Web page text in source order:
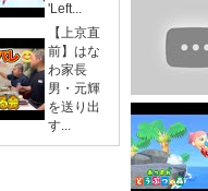
'Left...
【上京直
前】はな
わ家長
男・元輝
を送り出
す...